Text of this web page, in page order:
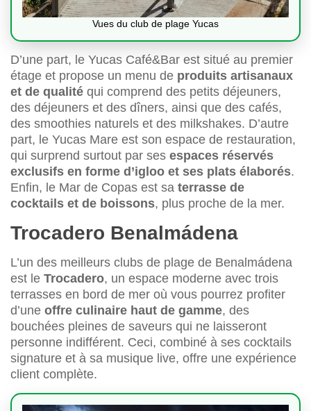
Vues du club de plage Yucas
D’une part, le Yucas Café&Bar est situé au premier
étage et propose un menu de produits artisanaux
et de qualité qui comprend des petits déjeuners,
des déjeuners et des dîners, ainsi que des cafés,
des smoothies naturels et des milkshakes. D’autre
part, le Yucas Mare est son espace de restauration,
qui surprend surtout par ses espaces réservés
exclusifs en forme d’igloo et ses plats élaborés.
Enfin, le Mar de Copas est sa terrasse de
cocktails et de boissons, plus proche de la mer.
Trocadero Benalmádena
L’un des meilleurs clubs de plage de Benalmádena
est le Trocadero, un espace moderne avec trois
terrasses en bord de mer où vous pourrez profiter
d’une offre culinaire haut de gamme, des
bouchées pleines de saveurs qui ne laisseront
personne indifférent. Ceci, combiné à ses cocktails
signature et à sa musique live, offre une expérience
client complète.